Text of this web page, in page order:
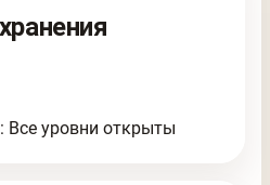
Все уровни открыты